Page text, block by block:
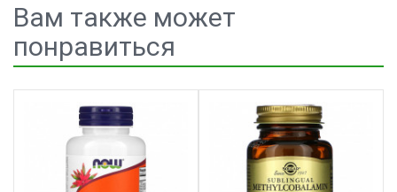
Вам также может
понравиться